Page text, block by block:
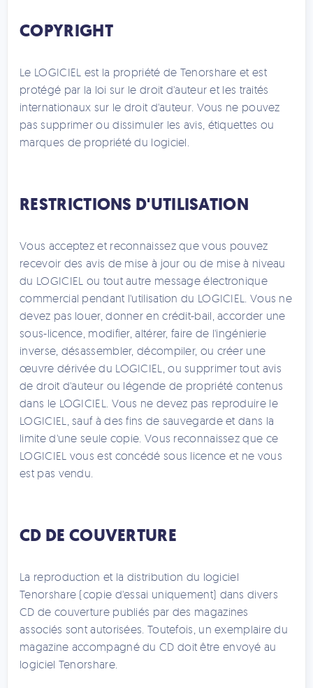
COPYRIGHT
Le LOGICIEL est la propriété de Tenorshare et est
protégé par la loi sur le droit d'auteur et les traités
internationaux sur le droit d'auteur. Vous ne pouvez
pas supprimer ou dissimuler les avis, étiquettes ou
marques de propriété du logiciel.
RESTRICTIONS D'UTILISATION
Vous acceptez et reconnaissez que vous pouvez
recevoir des avis de mise à jour ou de mise à niveau
du LOGICIEL ou tout autre message électronique
commercial pendant l'utilisation du LOGICIEL. Vous ne
devez pas louer, donner en crédit-bail, accorder une
sous-licence, modifier, altérer, faire de l'ingénierie
inverse, désassembler, décompiler, ou créer une
œuvre dérivée du LOGICIEL, ou supprimer tout avis
de droit d'auteur ou légende de propriété contenus
dans le LOGICIEL. Vous ne devez pas reproduire le
LOGICIEL, sauf à des fins de sauvegarde et dans la
limite d'une seule copie. Vous reconnaissez que ce
LOGICIEL vous est concédé sous licence et ne vous
est pas vendu.
CD DE COUVERTURE
La reproduction et la distribution du logiciel
Tenorshare (copie d'essai uniquement) dans divers
CD de couverture publiés par des magazines
associés sont autorisées. Toutefois, un exemplaire du
magazine accompagné du CD doit être envoyé au
logiciel Tenorshare.